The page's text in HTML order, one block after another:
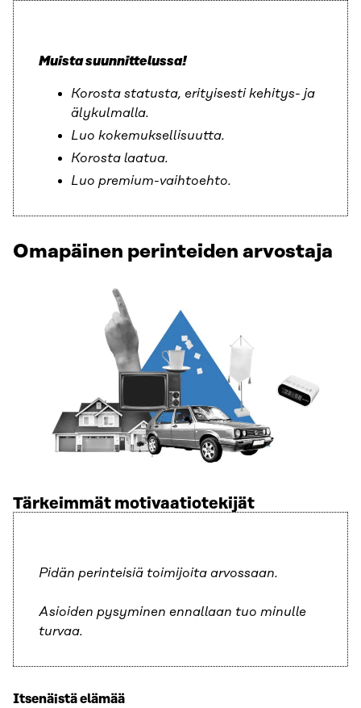
Muista suunnittelussa!
Korosta statusta, erityisesti kehitys- ja
älykulmalla.
Luo kokemuksellisuutta.
Korosta laatua.
Luo premium-vaihtoehto.
Omapäinen perinteiden arvostaja
Tärkeimmät motivaatiotekijät
Pidän perinteisiä toimijoita arvossaan.
Asioiden pysyminen ennallaan tuo minulle
turvaa.
Itsenäistä elämää